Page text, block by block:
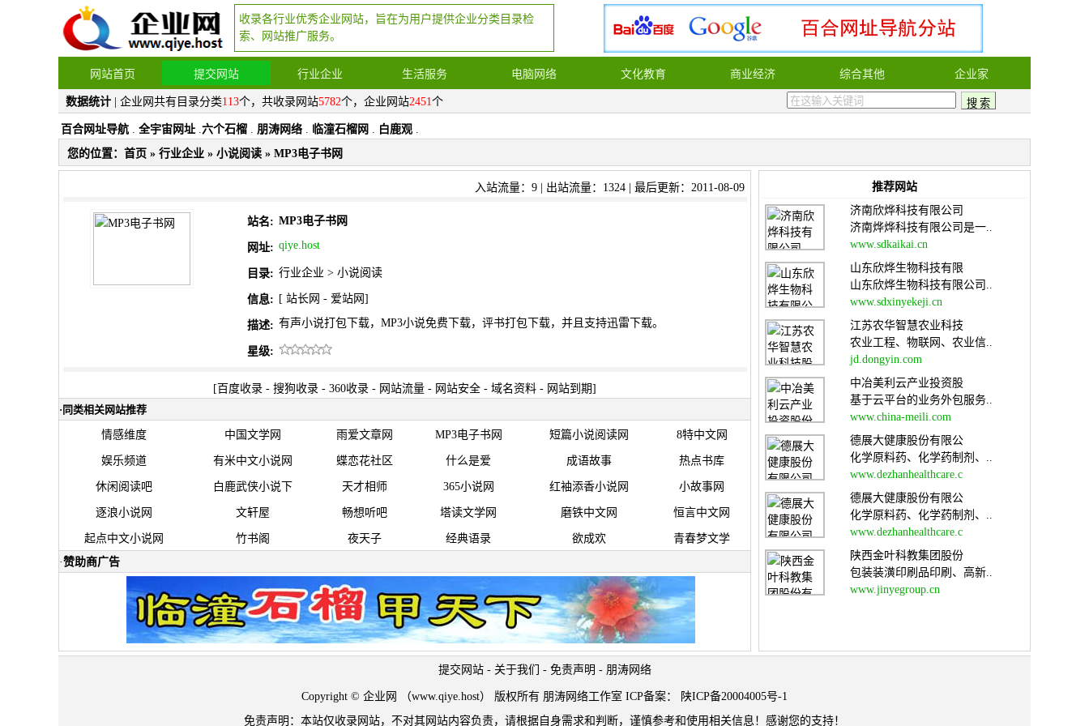
收录各行业优秀企业网站，旨在为用户提供企业分类目录检
索、网站推广服务。
网站首页 提交网站 行业企业 生活服务 电脑网络 文化教育 商业经济 综合其他 企业家
数据统计 | 企业网共有目录分类113个，共收录网站5782个，企业网站2451个
百合网址导航 . 全宇宙网址 .六个石榴 . 朋涛网络 . 临潼石榴网 . 白鹿观 .
您的位置： 首页 » 行业企业 » 小说阅读 » MP3电子书网
入站流量：9 | 出站流量：1324 | 最后更新：2011-08-09
站名: MP3电子书网
网址: qiye.host
目录: 行业企业 > 小说阅读
信息: [ 站长网 - 爱站网 ]
描述: 有声小说打包下载，MP3小说免费下载，评书打包下载，并且支持迅雷下载。
星级:
[ 百度收录 - 搜狗收录 - 360收录 - 网站流量 - 网站安全 - 域名资料 - 网站到期]
· 同类相关网站推荐
情感维度 中国文学网 雨爱文章网 MP3电子书网 短篇小说阅读网 8特中文网
娱乐频道 有米中文小说网 蝶恋花社区 什么是爱 成语故事 热点书库
休闲阅读吧 白鹿武侠小说下 天才相师 365小说网 红袖添香小说网 小故事网
逐浪小说网 文轩屋 畅想听吧 塔读文学网 磨铁中文网 恒言中文网
起点中文小说网 竹书阁 夜天子 经典语录 欲成欢
青春梦文学
·赞助商广告
推荐网站
济南欣烨科技有限公司
济南烨烨科技有限公司是一..
www.sdkaikai.cn
山东欣烨生物科技有限
山东欣烨生物科技有限公司..
www.sdxinyekeji.cn
江苏农华智慧农业科技
农业工程、物联网、农业信..
jd.dongyin.com
中冶美利云产业投资股
基于云平台的业务外包服务..
www.china-meili.com
德展大健康股份有限公
化学原料药、化学药制剂、..
www.dezhanhealthcare.c
德展大健康股份有限公
化学原料药、化学药制剂、..
www.dezhanhealthcare.c
陕西金叶科教集团股份
包装装潢印刷品印刷、高新..
www.jinyegroup.cn
提交网站 - 关于我们 - 免责声明 - 朋涛网络
Copyright © 企业网 （www.qiye.host） 版权所有 朋涛网络工作室 ICP备案：
陕ICP备20004005号-1
免责声明：本站仅收录网站，不对其网站内容负责，请根据自身需求和判断，谨慎参考和使用相关信息！感谢您的支持！